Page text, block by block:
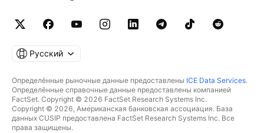
Русский
Определённые рыночные данные предоставлены ICE Data Services.
Определённые справочные данные предоставлены компанией
FactSet. Copyright © 2026 FactSet Research Systems Inc.
Copyright © 2026, Американская банковская ассоциация. База
данных CUSIP предоставлена FactSet Research Systems Inc. Все
права защищены.